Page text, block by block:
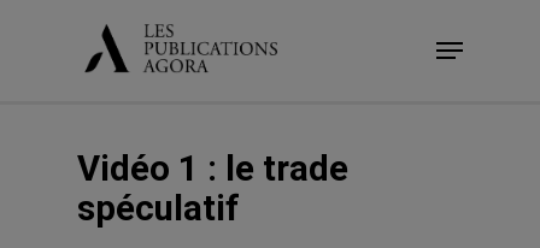
Menu
Vidéo 1 : le trade
spéculatif